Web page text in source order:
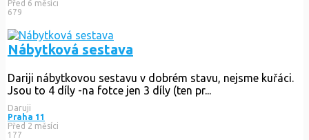
Před 6 měsíci
679
Nábytková sestava
Dariji nábytkovou sestavu v dobrém stavu, nejsme kuřáci.
Jsou to 4 díly -na fotce jen 3 díly (ten pr...
Daruji
Praha 11
Před 2 měsíci
177